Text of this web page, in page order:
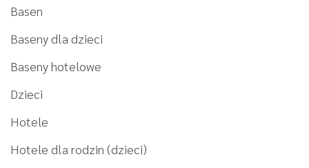
Basen
Baseny dla dzieci
Baseny hotelowe
Dzieci
Hotele
Hotele dla rodzin (dzieci)